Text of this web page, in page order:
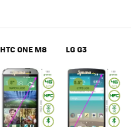
HTC ONE M8 LG G3